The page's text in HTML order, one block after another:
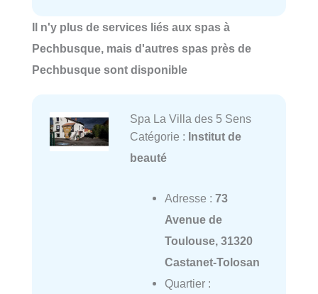
Il n'y plus de services liés aux spas à
Pechbusque, mais d'autres spas près de
Pechbusque sont disponible
Spa La Villa des 5 Sens
Catégorie : Institut de
beauté
Adresse : 73
Avenue de
Toulouse, 31320
Castanet-Tolosan
Quartier :